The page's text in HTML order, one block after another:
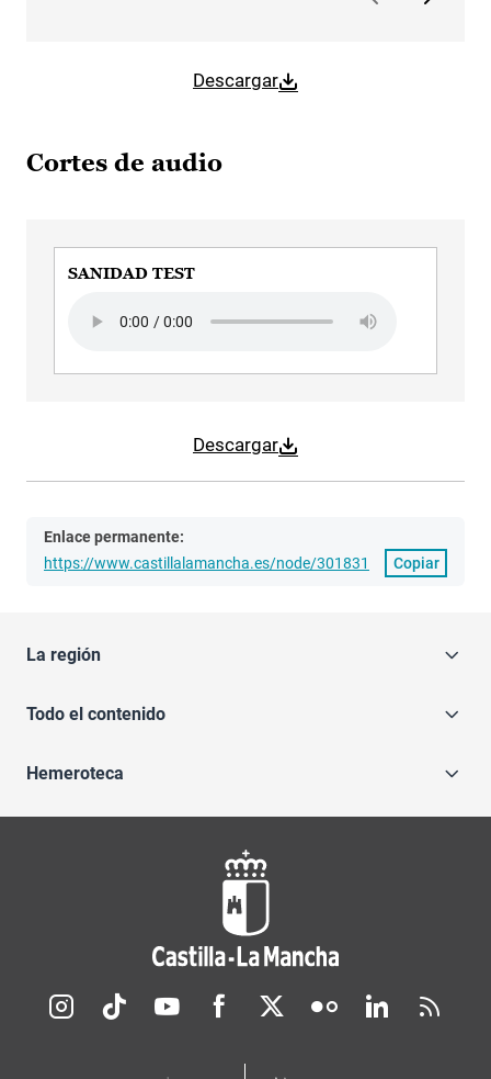
Descargar
Cortes de audio
Descargar
SANIDAD TEST
Enlace permanente:
https://www.castillalamancha.es/node/301831
Copiar
La región
Todo el contenido
Hemeroteca
Redes sociales JCCM